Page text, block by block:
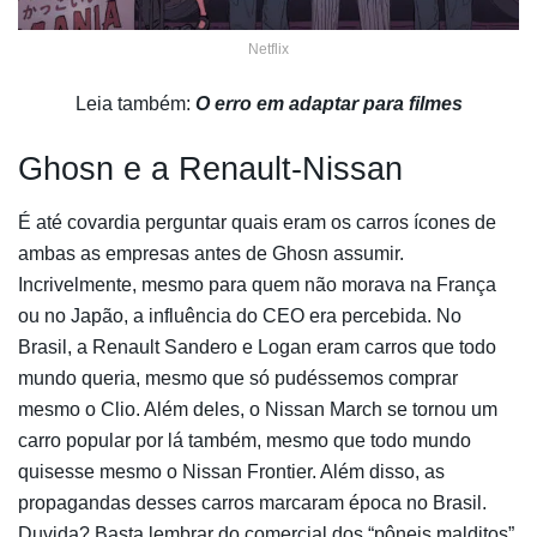
Netflix
Leia também: O erro em adaptar para filmes
Ghosn e a Renault-Nissan
É até covardia perguntar quais eram os carros ícones de
ambas as empresas antes de Ghosn assumir.
Incrivelmente, mesmo para quem não morava na França
ou no Japão, a influência do CEO era percebida. No
Brasil, a Renault Sandero e Logan eram carros que todo
mundo queria, mesmo que só pudéssemos comprar
mesmo o Clio. Além deles, o Nissan March se tornou um
carro popular por lá também, mesmo que todo mundo
quisesse mesmo o Nissan Frontier. Além disso, as
propagandas desses carros marcaram época no Brasil.